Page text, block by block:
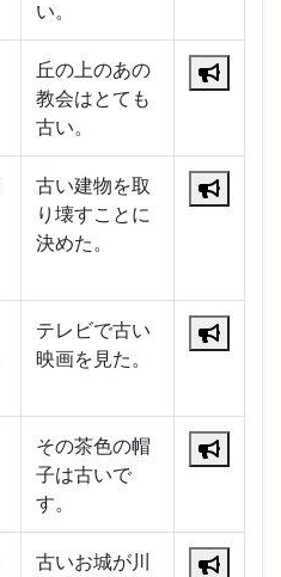
い。
丘の上のあの
教会はとても
古い。
古い建物を取
り壊すことに
決めた。
テレビで古い
映画を見た。
その茶色の帽
子は古いで
す。
古いお城が川